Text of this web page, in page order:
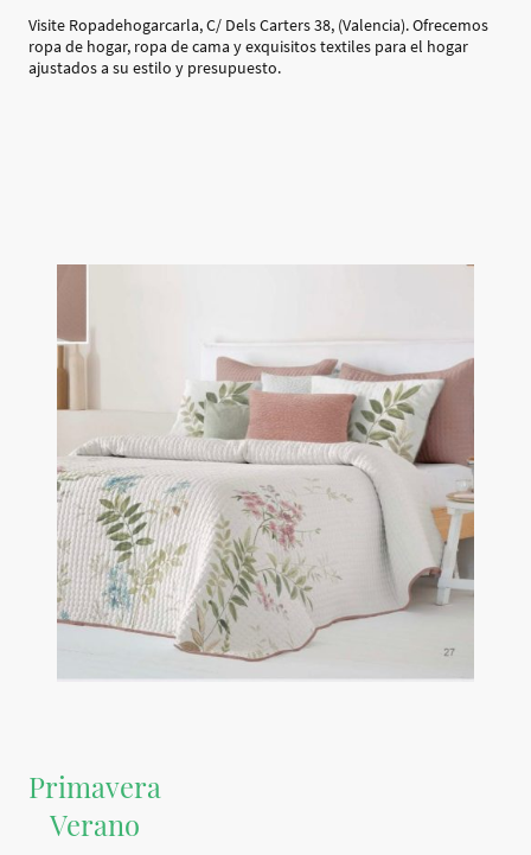
Visite Ropadehogarcarla, C/ Dels Carters 38, (Valencia). Ofrecemos
ropa de hogar, ropa de cama y exquisitos textiles para el hogar
ajustados a su estilo y presupuesto.
Primavera
Verano